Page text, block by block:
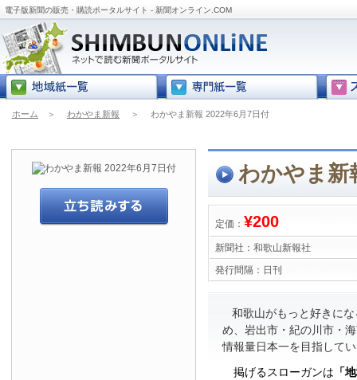
電子版新聞の販売・購読ポータルサイト - 新聞オンライン.COM
ホーム ＞ わかやま新報 ＞ わかやま新報 2022年6月7日付
わかやま新
定価： ¥200
新聞社： 和歌山新報社
発行間隔： 日刊
和歌山がもっと好きに
め、岩出市・紀の川市・
情報量日本一を目指して
掲げるスローガンは 「